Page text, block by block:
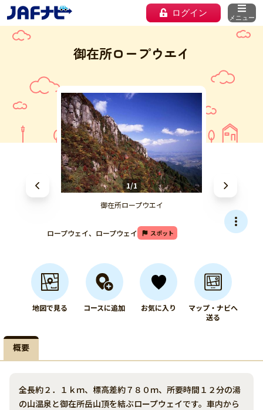
ログイン メニュー
御在所ロープウエイ
1/1
御在所ロープウエイ
ロープウェイ、ロープウェイ スポット
地図で見る コースに追加 お気に入り
マップ・ナビへ
送る
概要
全長約２．１ｋｍ、標高差約７８０ｍ、所要時間１２分の湯
の山温泉と御在所岳山頂を結ぶロープウェイです。車内から